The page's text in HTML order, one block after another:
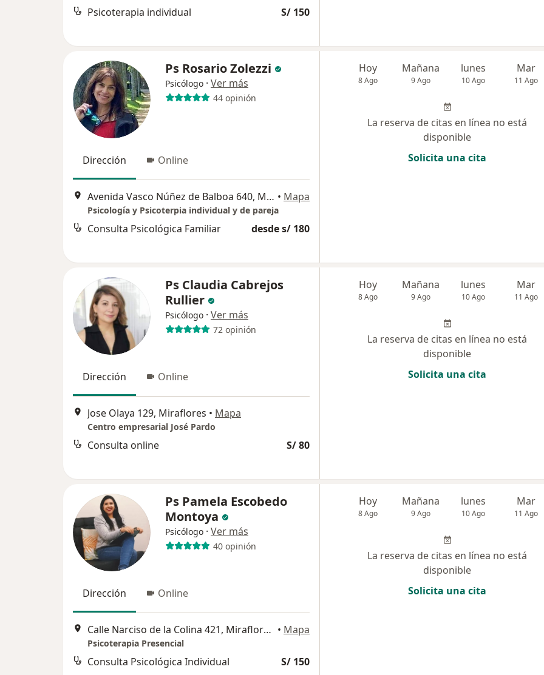
Psicoterapia individual S/ 150
Ps Rosario Zolezzi
Psicólogo · Ver más
44 opinión
Dirección Online
Avenida Vasco Núñez de Balboa 640, Miraflores • Mapa
Psicología y Psicoterpia individual y de pareja
Consulta Psicológica Familiar desde s/ 180
Hoy
8 Ago
Mañana
9 Ago
lunes
10 Ago
Mar
11 Ago
La reserva de citas en línea no está
disponible
Solicita una cita
Ps Claudia Cabrejos
Rullier
Psicólogo · Ver más
72 opinión
Dirección Online
Jose Olaya 129, Miraflores • Mapa
Centro empresarial José Pardo
Consulta online S/ 80
Hoy
8 Ago
Mañana
9 Ago
lunes
10 Ago
Mar
11 Ago
La reserva de citas en línea no está
disponible
Solicita una cita
Ps Pamela Escobedo
Montoya
Psicólogo · Ver más
40 opinión
Dirección Online
Calle Narciso de la Colina 421, Miraflores (alt. cdra. 53 Av. Paseo de la República), Miraflores • Mapa
Psicoterapia Presencial
Consulta Psicológica Individual S/ 150
Hoy
8 Ago
Mañana
9 Ago
lunes
10 Ago
Mar
11 Ago
La reserva de citas en línea no está
disponible
Solicita una cita